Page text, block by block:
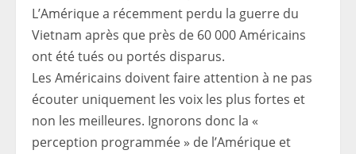
L’Amérique a récemment perdu la guerre du
Vietnam après que près de 60 000 Américains
ont été tués ou portés disparus.
Les Américains doivent faire attention à ne pas
écouter uniquement les voix les plus fortes et
non les meilleures. Ignorons donc la «
perception programmée » de l’Amérique et